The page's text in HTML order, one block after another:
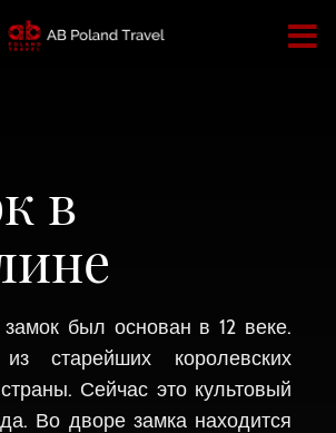
в
был основан в 12 веке.
старейших королевских
Сейчас это культовый
Во дворе замка находится